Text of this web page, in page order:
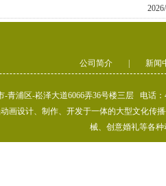
公司简介 新闻
-青浦区-崧泽大道6066弄36号楼三层 电话
画设计、制作、开发于一体的大型文化传
械、创意婚礼等各